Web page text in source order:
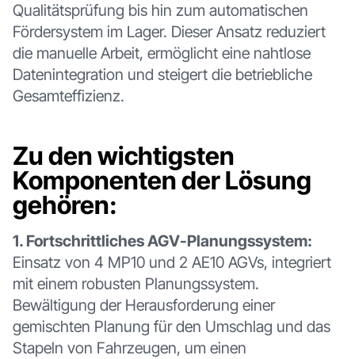
Qualitätsprüfung bis hin zum automatischen
Fördersystem im Lager. Dieser Ansatz reduziert
die manuelle Arbeit, ermöglicht eine nahtlose
Datenintegration und steigert die betriebliche
Gesamteffizienz.
Zu den wichtigsten
Komponenten der Lösung
gehören:
1. Fortschrittliches AGV-Planungssystem:
Einsatz von 4 MP10 und 2 AE10 AGVs, integriert
mit einem robusten Planungssystem.
Bewältigung der Herausforderung einer
gemischten Planung für den Umschlag und das
Stapeln von Fahrzeugen, um einen